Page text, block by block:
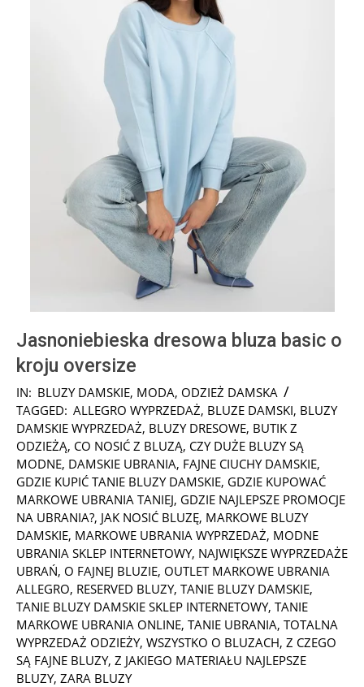
Jasnoniebieska dresowa bluza basic o
kroju oversize
2024-
08-
08
IN: BLUZY DAMSKIE, MODA, ODZIEŻ DAMSKA
TAGGED: ALLEGRO WYPRZEDAŻ, BLUZE DAMSKI, BLUZY
DAMSKIE WYPRZEDAŻ, BLUZY DRESOWE, BUTIK Z
ODZIEŻĄ, CO NOSIĆ Z BLUZĄ, CZY DUŻE BLUZY SĄ
MODNE, DAMSKIE UBRANIA, FAJNE CIUCHY DAMSKIE,
GDZIE KUPIĆ TANIE BLUZY DAMSKIE, GDZIE KUPOWAĆ
MARKOWE UBRANIA TANIEJ, GDZIE NAJLEPSZE PROMOCJE
NA UBRANIA?, JAK NOSIĆ BLUZĘ, MARKOWE BLUZY
DAMSKIE, MARKOWE UBRANIA WYPRZEDAŻ, MODNE
UBRANIA SKLEP INTERNETOWY, NAJWIĘKSZE WYPRZEDAŻE
UBRAŃ, O FAJNEJ BLUZIE, OUTLET MARKOWE UBRANIA
ALLEGRO, RESERVED BLUZY, TANIE BLUZY DAMSKIE,
TANIE BLUZY DAMSKIE SKLEP INTERNETOWY, TANIE
MARKOWE UBRANIA ONLINE, TANIE UBRANIA, TOTALNA
WYPRZEDAŻ ODZIEŻY, WSZYSTKO O BLUZACH, Z CZEGO
SĄ FAJNE BLUZY, Z JAKIEGO MATERIAŁU NAJLEPSZE
BLUZY, ZARA BLUZY